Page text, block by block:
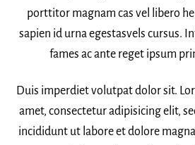
porttitor magnam cas vel libero
sapien id urna egestasvels cursus.
fames ac ante reget ipsum
Duis imperdiet volutpat dolor sit.
amet, consectetur adipisicing elit,
incididunt ut labore et dolore